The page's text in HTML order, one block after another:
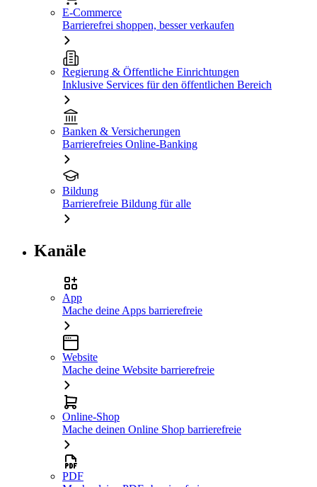
E-Commerce
Barrierefrei shoppen, besser verkaufen
Regierung & Öffentliche Einrichtungen
Inklusive Services für den öffentlichen Bereich
Banken & Versicherungen
Barrierefreies Online-Banking
Bildung
Barrierefreie Bildung für alle
Kanäle
App
Mache deine Apps barrierefreie
Website
Mache deine Website barrierefreie
Online-Shop
Mache deinen Online Shop barrierefreie
PDF